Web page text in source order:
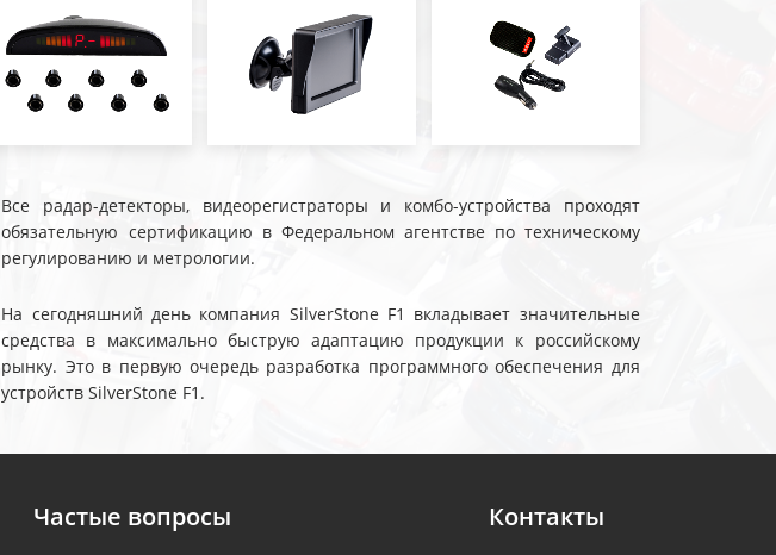
Все радар-детекторы, видеорегистраторы и комбо-устройства проходят
обязательную сертификацию в Федеральном агентстве по техническому
регулированию и метрологии.
На сегодняшний день компания SilverStone F1 вкладывает значительные
средства в максимально быструю адаптацию продукции к российскому
рынку. Это в первую очередь разработка программного обеспечения для
устройств SilverStone F1.
Частые вопросы Контакты